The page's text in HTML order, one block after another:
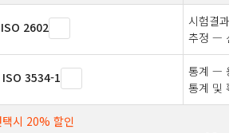
2602
시험결과
추정 — 신
ISO 3534-1
통계 — 용
통계 및 확
시 20% 할인